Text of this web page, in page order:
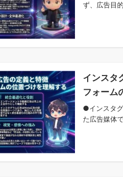
ず、広告目
インスタ
フォーム
●インスタ
た広告媒体